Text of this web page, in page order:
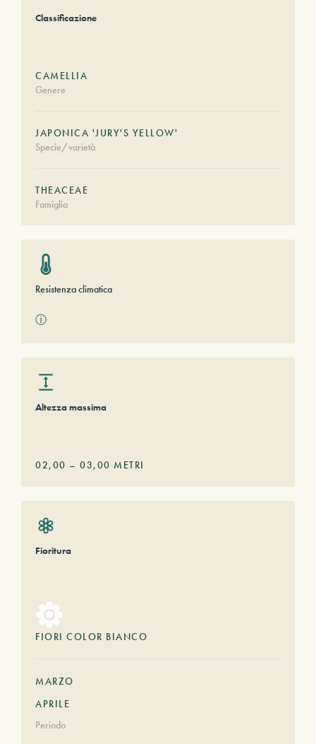
Classificazione
CAMELLIA
Genere
JAPONICA 'JURY'S YELLOW'
Specie/varietà
THEACEAE
Famiglia
Resistenza climatica
ⓘ
Altezza massima
02,00 – 03,00 METRI
Fioritura
FIORI COLOR BIANCO
MARZO
APRILE
Periodo